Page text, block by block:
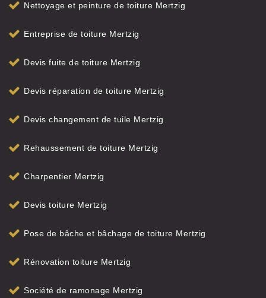
Nettoyage et peinture de toiture Mertzig
Entreprise de toiture Mertzig
Devis fuite de toiture Mertzig
Devis réparation de toiture Mertzig
Devis changement de tuile Mertzig
Rehaussement de toiture Mertzig
Charpentier Mertzig
Devis toiture Mertzig
Pose de bâche et bâchage de toiture Mertzig
Rénovation toiture Mertzig
Société de ramonage Mertzig